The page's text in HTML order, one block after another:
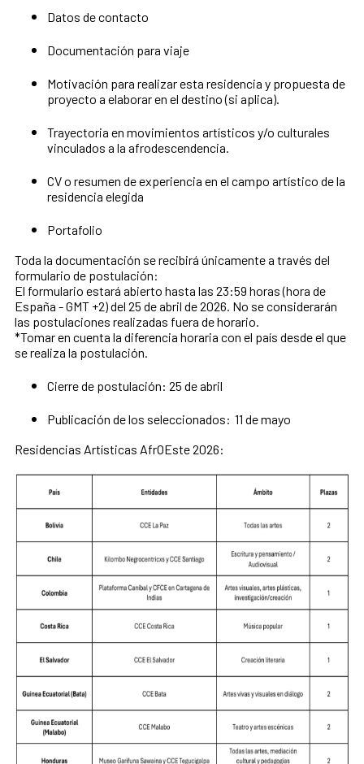
Datos de contacto
Documentación para viaje
Motivación para realizar esta residencia y propuesta de
proyecto a elaborar en el destino (si aplica).
Trayectoria en movimientos artísticos y/o culturales
vinculados a la afrodescendencia.
CV o resumen de experiencia en el campo artístico de la
residencia elegida
Portafolio
Toda la documentación se recibirá únicamente a través del
formulario de postulación:
El formulario estará abierto hasta las 23:59 horas (hora de
España - GMT +2) del 25 de abril de 2026. No se considerarán
las postulaciones realizadas fuera de horario.
*Tomar en cuenta la diferencia horaria con el país desde el que
se realiza la postulación.
Cierre de postulación: 25 de abril
Publicación de los seleccionados: 11 de mayo
Residencias Artísticas AfrOEste 2026: